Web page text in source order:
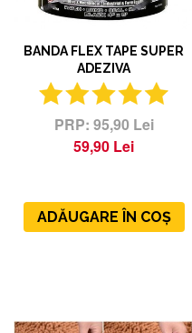
BANDA FLEX TAPE SUPER
ADEZIVA
95,90 Lei
59,90 Lei
ADĂUGARE ÎN COȘ